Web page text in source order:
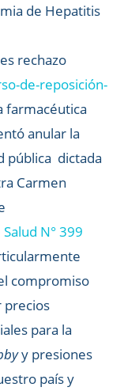
de Hepatitis
rechazo
de-reposición-
farmacéutica
anular la
pública dictada
Carmen
N° 399
compromiso
precios
para la
y presiones
país y